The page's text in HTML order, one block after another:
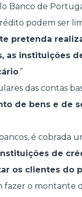
Banco de
podem ser
pretenda
as instituições
.”
das contas
de bens e de
é cobrada
de
os clientes do
fazer o montante